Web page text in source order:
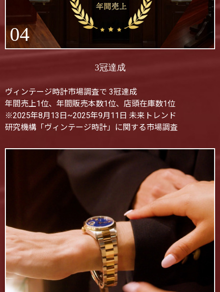
04
3冠達成
ヴィンテージ時計市場調査で 3冠達成
年間売上1位、年間販売本数1位、店頭在庫数1位
※2025年8月13日~2025年9月11日 未来トレンド
研究機構「ヴィンテージ時計」に関する市場調査